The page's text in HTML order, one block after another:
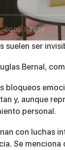
suelen ser
Bernal,
bloqueos
y, aunque
personal.
con luchas
Se